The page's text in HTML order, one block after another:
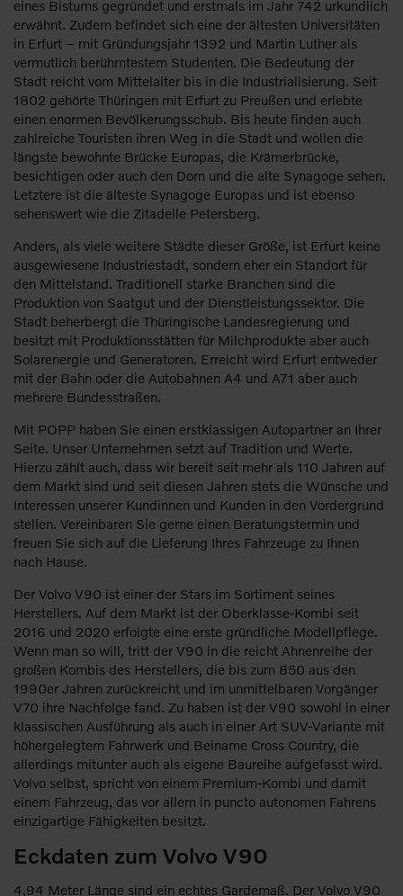
eines Bistums gegründet und erstmals im Jahr 742 urkundlich
erwähnt. Zudem befindet sich eine der ältesten Universitäten
in Erfurt – mit Gründungsjahr 1392 und Martin Luther als
vermutlich berühmtestem Studenten. Die Bedeutung der
Stadt reicht vom Mittelalter bis in die Industrialisierung. Seit
1802 gehörte Thüringen mit Erfurt zu Preußen und erlebte
einen enormen Bevölkerungsschub. Bis heute finden auch
zahlreiche Touristen ihren Weg in die Stadt und wollen die
längste bewohnte Brücke Europas, die Krämerbrücke,
besichtigen oder auch den Dom und die alte Synagoge sehen.
Letztere ist die älteste Synagoge Europas und ist ebenso
sehenswert wie die Zitadelle Petersberg.
Anders, als viele weitere Städte dieser Größe, ist Erfurt keine
ausgewiesene Industriestadt, sondern eher ein Standort für
den Mittelstand. Traditionell starke Branchen sind die
Produktion von Saatgut und der Dienstleistungssektor. Die
Stadt beherbergt die Thüringische Landesregierung und
besitzt mit Produktionsstätten für Milchprodukte aber auch
Solarenergie und Generatoren. Erreicht wird Erfurt entweder
mit der Bahn oder die Autobahnen A4 und A71 aber auch
mehrere Bundesstraßen.
Mit POPP haben Sie einen erstklassigen Autopartner an Ihrer
Seite. Unser Unternehmen setzt auf Tradition und Werte.
Hierzu zählt auch, dass wir bereit seit mehr als 110 Jahren auf
dem Markt sind und seit diesen Jahren stets die Wünsche und
Interessen unserer Kundinnen und Kunden in den Vordergrund
stellen. Vereinbaren Sie gerne einen Beratungstermin und
freuen Sie sich auf die Lieferung Ihres Fahrzeuge zu Ihnen
nach Hause.
Der Volvo V90 ist einer der Stars im Sortiment seines
Herstellers. Auf dem Markt ist der Oberklasse-Kombi seit
2016 und 2020 erfolgte eine erste gründliche Modellpflege.
Wenn man so will, tritt der V90 in die reicht Ahnenreihe der
großen Kombis des Herstellers, die bis zum 850 aus den
1990er Jahren zurückreicht und im unmittelbaren Vorgänger
V70 ihre Nachfolge fand. Zu haben ist der V90 sowohl in einer
klassischen Ausführung als auch in einer Art SUV-Variante mit
höhergelegtem Fahrwerk und Beiname Cross Country, die
allerdings mitunter auch als eigene Baureihe aufgefasst wird.
Volvo selbst, spricht von einem Premium-Kombi und damit
einem Fahrzeug, das vor allem in puncto autonomen Fahrens
einzigartige Fähigkeiten besitzt.
Eckdaten zum Volvo V90
4,94 Meter Länge sind ein echtes Gardemaß. Der Volvo V90